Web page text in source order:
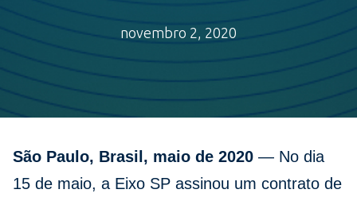
novembro 2, 2020
São Paulo, Brasil, maio de 2020 — No dia
15 de maio, a Eixo SP assinou um contrato de